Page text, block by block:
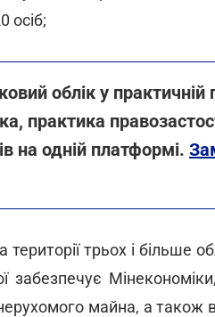
осіб;
облік у практичній
практика
на одній платформі.
території трьох і більше
забезпечує
майна, а також